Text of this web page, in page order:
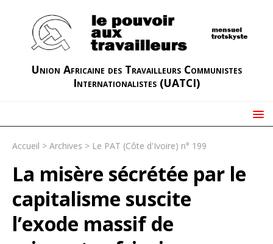
Union Africaine des Travailleurs Communistes
Internationalistes (UATCI)
Accueil > Archives > Le PAT (Côte d'Ivoire) n° 199
La misère sécrétée par le
capitalisme suscite
l’exode massif de